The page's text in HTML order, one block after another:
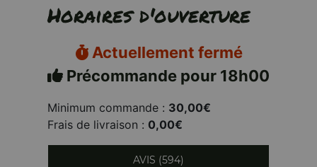
Horaires d'ouverture
Actuellement fermé
Précommande pour 18h00
Minimum commande : 30,00€
Frais de livraison : 0,00€
AVIS (594)